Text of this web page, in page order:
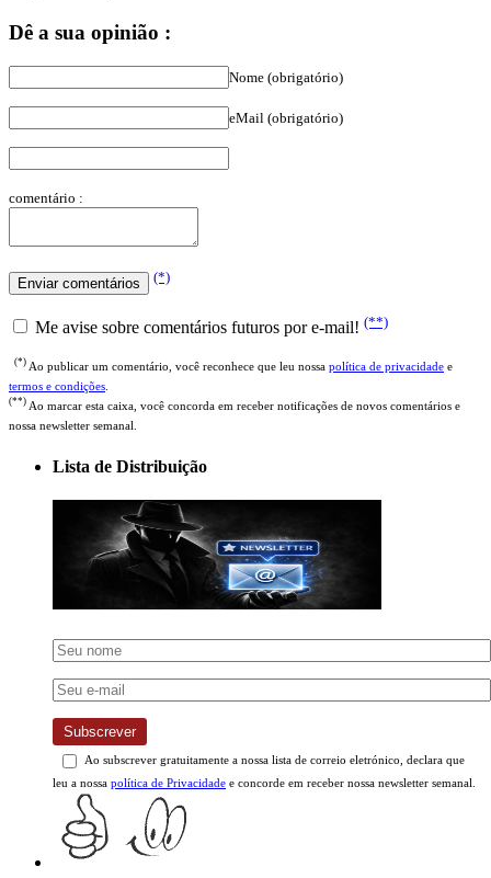
Dê a sua opinião :
Nome (obrigatório)
eMail (obrigatório)
comentário :
(*)
Me avise sobre comentários futuros por e-mail! (**)
(*) Ao publicar um comentário, você reconhece que leu nossa política de privacidade e
termos e condições
(**) Ao marcar esta caixa, você concorda em receber notificações de novos comentários e
nossa newsletter semanal.
Lista de Distribuição
Subscrever
Ao subscrever gratuitamente a nossa lista de correio eletrónico, declara que
leu a nossa política de Privacidade e concorde em receber nossa newsletter semanal.